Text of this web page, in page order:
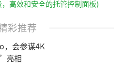
高效和安全的托管控制面板)
彩推荐
，会参谋4K
亮相